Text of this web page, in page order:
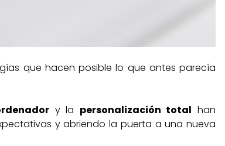
que hacen posible lo que antes parecía
y la personalización total han
y abriendo la puerta a una nueva